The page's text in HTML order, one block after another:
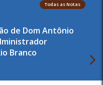
Todas as Notas
de Dom Antônio
Branco